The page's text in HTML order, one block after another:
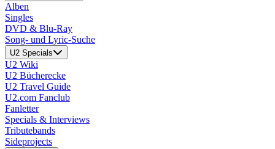
Alben
Singles
DVD & Blu-Ray
Song- und Lyric-Suche
U2 Specials
U2 Wiki
U2 Bücherecke
U2 Travel Guide
U2.com Fanclub
Fanletter
Specials & Interviews
Tributebands
Sideprojects